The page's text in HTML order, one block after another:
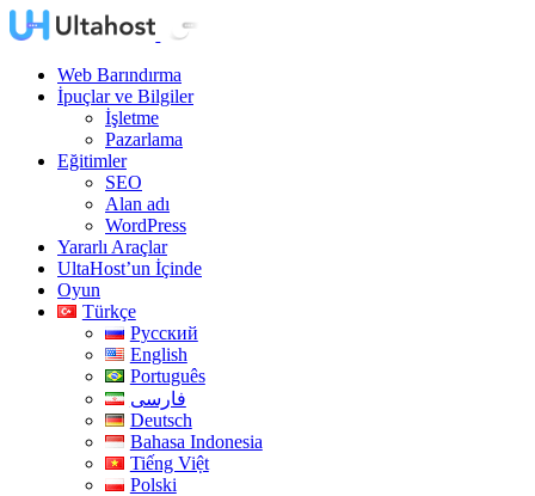
Web Barındırma
İpuçlar ve Bilgiler
İşletme
Pazarlama
Eğitimler
SEO
Alan adı
WordPress
Yararlı Araçlar
UltaHost’un İçinde
Oyun
Türkçe
Русский
English
Português
فارسی
Deutsch
Bahasa Indonesia
Tiếng Việt
Polski